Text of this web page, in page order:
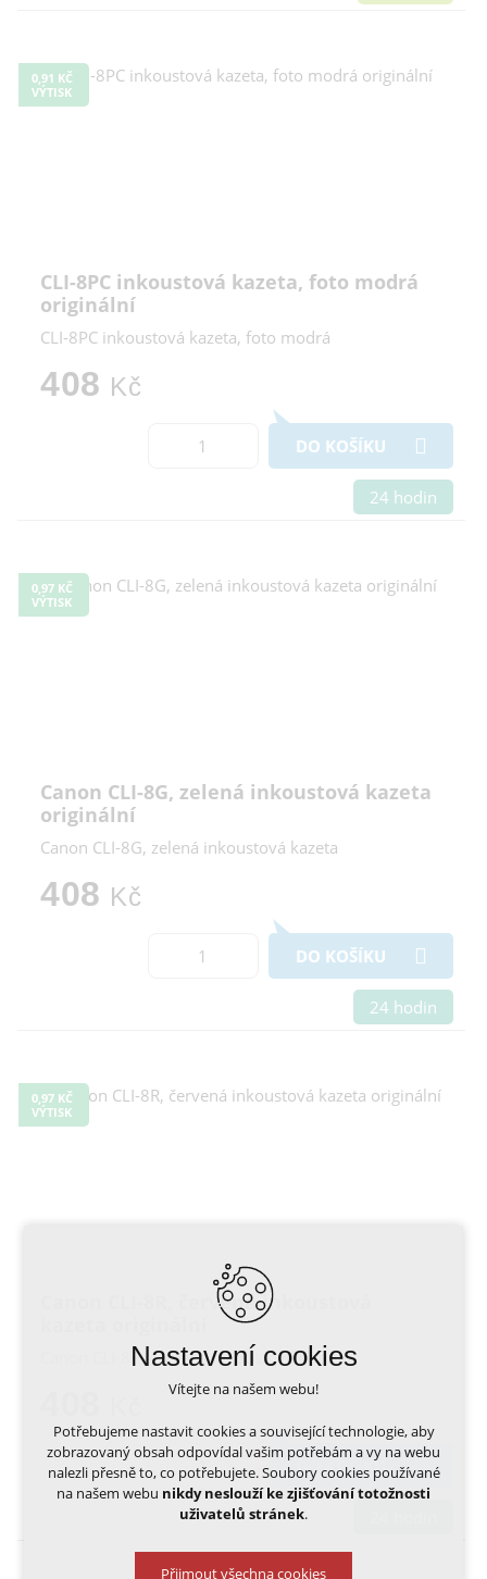
0,91 KČ
VÝTISK
CLI-8PC inkoustová kazeta, foto modrá
originální
CLI-8PC inkoustová kazeta, foto modrá
408 Kč
DO KOŠÍKU
24 hodin
0,97 KČ
VÝTISK
Canon CLI-8G, zelená inkoustová kazeta
originální
Canon CLI-8G, zelená inkoustová kazeta
408 Kč
DO KOŠÍKU
24 hodin
0,97 KČ
VÝTISK
Canon CLI-8R, červená inkoustová
Canon CLI-8R, červená inkoustová kazeta
DO KOŠÍKU
Nastavení cookies
Vítejte na našem webu!
Potřebujeme nastavit cookies a související technologie, aby
zobrazovaný obsah odpovídal vašim potřebám a vy na webu
nalezli přesně to, co potřebujete. Soubory cookies používané
na našem webu nikdy neslouží ke zjišťování totožnosti
uživatelů stránek.
Přijmout všechna cookies